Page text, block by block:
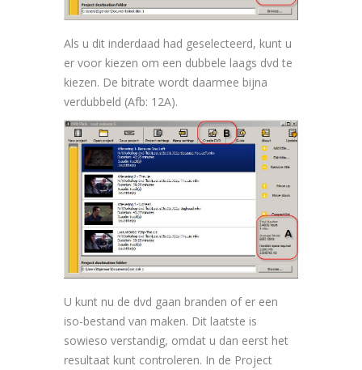
Als u dit inderdaad had geselecteerd, kunt u
er voor kiezen om een dubbele laags dvd te
kiezen. De bitrate wordt daarmee bijna
verdubbeld (Afb: 12A).
U kunt nu de dvd gaan branden of er een
iso-bestand van maken. Dit laatste is
sowieso verstandig, omdat u dan eerst het
resultaat kunt controleren. In de Project